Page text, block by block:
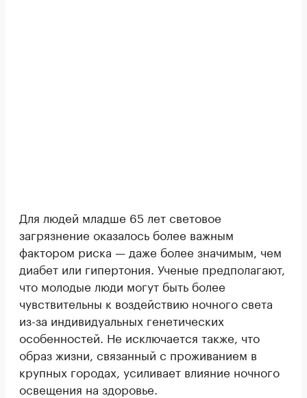
Для людей младше 65 лет световое
загрязнение оказалось более важным
фактором риска — даже более значимым, чем
диабет или гипертония. Ученые предполагают,
что молодые люди могут быть более
чувствительны к воздействию ночного света
из-за индивидуальных генетических
особенностей. Не исключается также, что
образ жизни, связанный с проживанием в
крупных городах, усиливает влияние ночного
освещения на здоровье.